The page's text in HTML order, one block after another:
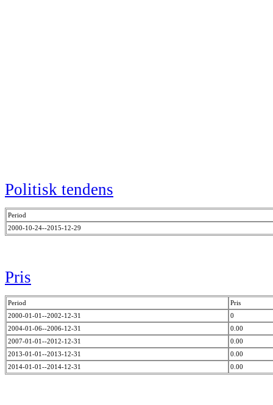
Politisk tendens
Period
2000-10-24--2015-12-29
Pris
Period
Pris
2000-01-01--2002-12-31
0
2004-01-06--2006-12-31
0.00
2007-01-01--2012-12-31
0.00
2013-01-01--2013-12-31
0.00
2014-01-01--2014-12-31
0.00